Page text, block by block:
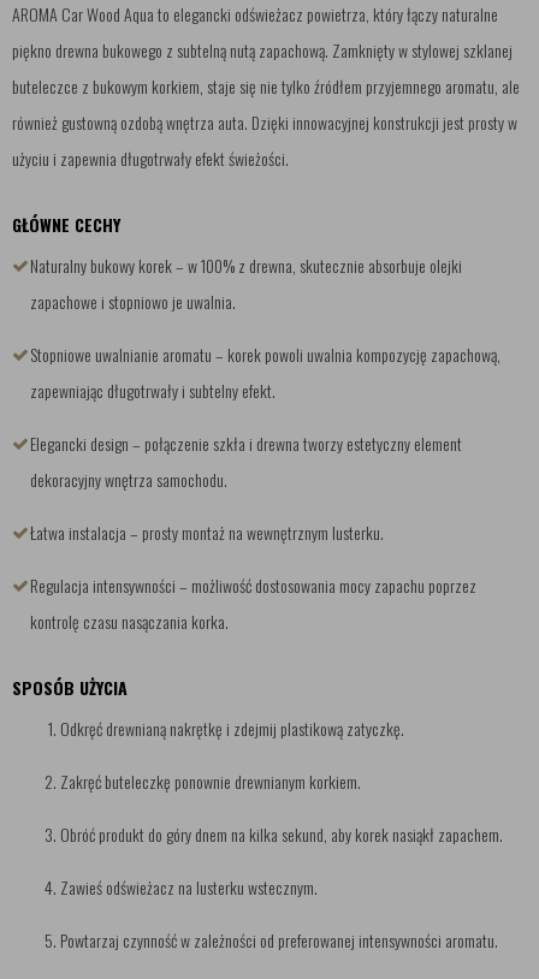
AROMA Car Wood Aqua to elegancki odświeżacz powietrza, który łączy naturalne
piękno drewna bukowego z subtelną nutą zapachową. Zamknięty w stylowej szklanej
buteleczce z bukowym korkiem, staje się nie tylko źródłem przyjemnego aromatu, ale
również gustowną ozdobą wnętrza auta. Dzięki innowacyjnej konstrukcji jest prosty w
użyciu i zapewnia długotrwały efekt świeżości.
GŁÓWNE CECHY
Naturalny bukowy korek – w 100% z drewna, skutecznie absorbuje olejki
zapachowe i stopniowo je uwalnia.
Stopniowe uwalnianie aromatu – korek powoli uwalnia kompozycję zapachową,
zapewniając długotrwały i subtelny efekt.
Elegancki design – połączenie szkła i drewna tworzy estetyczny element
dekoracyjny wnętrza samochodu.
Łatwa instalacja – prosty montaż na wewnętrznym lusterku.
Regulacja intensywności – możliwość dostosowania mocy zapachu poprzez
kontrolę czasu nasączania korka.
SPOSÓB UŻYCIA
Odkręć drewnianą nakrętkę i zdejmij plastikową zatyczkę.
Zakręć buteleczkę ponownie drewnianym korkiem.
Obróć produkt do góry dnem na kilka sekund, aby korek nasiąkł zapachem.
Zawieś odświeżacz na lusterku wstecznym.
Powtarzaj czynność w zależności od preferowanej intensywności aromatu.